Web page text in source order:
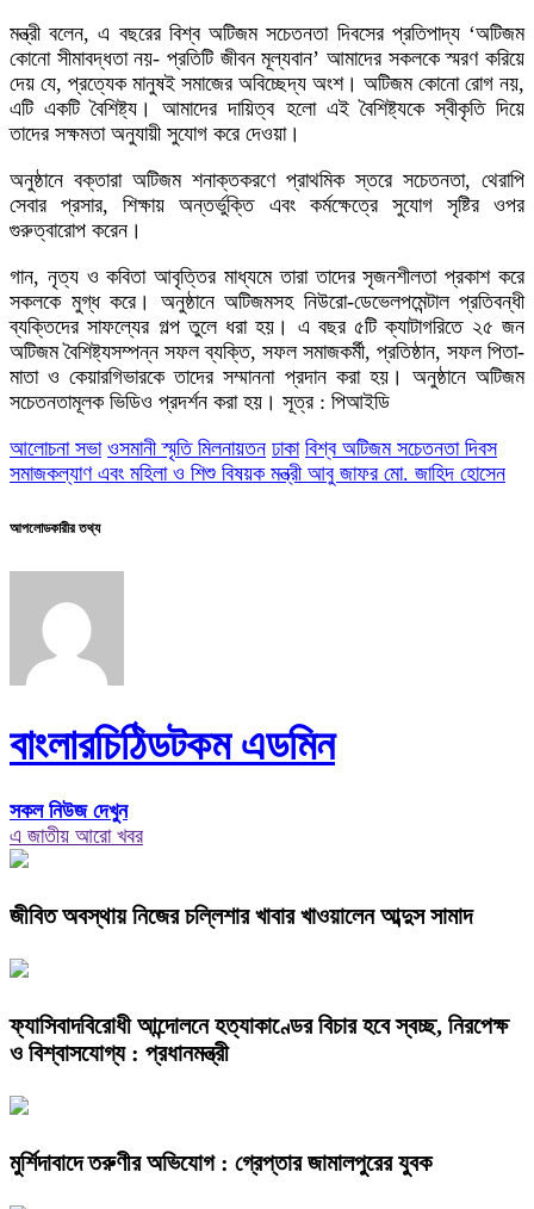
মন্ত্রী বলেন, এ বছরের বিশ্ব অটিজম সচেতনতা দিবসের প্রতিপাদ্য ‘অটিজম
কোনো সীমাবদ্ধতা নয়- প্রতিটি জীবন মূল্যবান’ আমাদের সকলকে স্মরণ করিয়ে
দেয় যে, প্রত্যেক মানুষই সমাজের অবিচ্ছেদ্য অংশ। অটিজম কোনো রোগ নয়,
এটি একটি বৈশিষ্ট্য। আমাদের দায়িত্ব হলো এই বৈশিষ্ট্যকে স্বীকৃতি দিয়ে
তাদের সক্ষমতা অনুযায়ী সুযোগ করে দেওয়া।
অনুষ্ঠানে বক্তারা অটিজম শনাক্তকরণে প্রাথমিক স্তরে সচেতনতা, থেরাপি
সেবার প্রসার, শিক্ষায় অন্তর্ভুক্তি এবং কর্মক্ষেত্রে সুযোগ সৃষ্টির ওপর
গুরুত্বারোপ করেন।
গান, নৃত্য ও কবিতা আবৃত্তির মাধ্যমে তারা তাদের সৃজনশীলতা প্রকাশ করে
সকলকে মুগ্ধ করে। অনুষ্ঠানে অটিজমসহ নিউরো-ডেভেলপমেন্টাল প্রতিবন্ধী
ব্যক্তিদের সাফল্যের গল্প তুলে ধরা হয়। এ বছর ৫টি ক্যাটাগরিতে ২৫ জন
অটিজম বৈশিষ্ট্যসম্পন্ন সফল ব্যক্তি, সফল সমাজকর্মী, প্রতিষ্ঠান, সফল পিতা-
মাতা ও কেয়ারগিভারকে তাদের সম্মাননা প্রদান করা হয়। অনুষ্ঠানে অটিজম
সচেতনতামূলক ভিডিও প্রদর্শন করা হয়। সূত্র : পিআইডি
আলোচনা সভা ওসমানী স্মৃতি মিলনায়তন ঢাকা বিশ্ব অটিজম সচেতনতা দিবস
সমাজকল্যাণ এবং মহিলা ও শিশু বিষয়ক মন্ত্রী আবু জাফর মো. জাহিদ হোসেন
আপলোডকারীর তথ্য
বাংলারচিঠিডটকম এডমিন
সকল নিউজ দেখুন
এ জাতীয় আরো খবর
জীবিত অবস্থায় নিজের চল্লিশার খাবার খাওয়ালেন আব্দুস সামাদ
ফ্যাসিবাদবিরোধী আন্দোলনে হত্যাকাণ্ডের বিচার হবে স্বচ্ছ, নিরপেক্ষ
ও বিশ্বাসযোগ্য : প্রধানমন্ত্রী
মুর্শিদাবাদে তরুণীর অভিযোগ : গ্রেপ্তার জামালপুরের যুবক